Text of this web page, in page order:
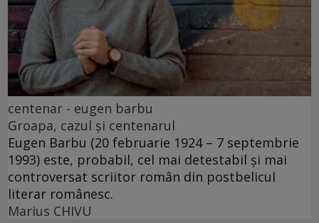
centenar - eugen barbu
Groapa, cazul și centenarul
Eugen Barbu (20 februarie 1924 – 7 septembrie
1993) este, probabil, cel mai detestabil și mai
controversat scriitor român din postbelicul
literar românesc.
Marius CHIVU